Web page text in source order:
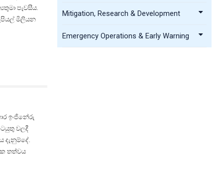
පැවසීය.
මිලියන
ඉංජිනේරු
වලදී
දැනුම්දේ.
තත්වය
Mitigation, Research & Development
Emergency Operations & Early Warning